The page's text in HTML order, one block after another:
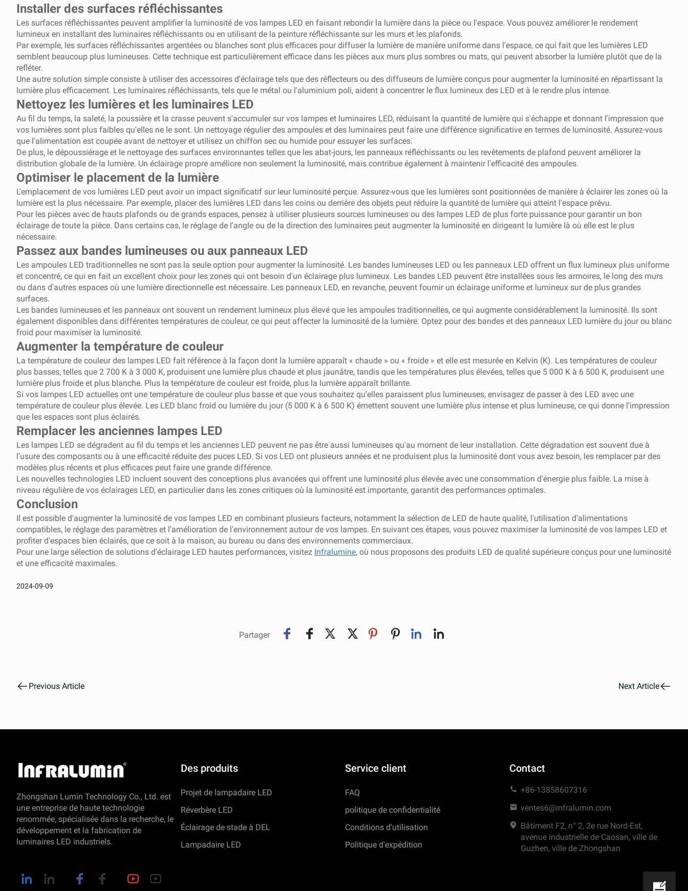
Installer des surfaces réfléchissantes
Les surfaces réfléchissantes peuvent amplifier la luminosité de vos lampes LED en faisant rebondir la lumière dans la pièce ou l'espace. Vous pouvez améliorer le rendement
lumineux en installant des luminaires réfléchissants ou en utilisant de la peinture réfléchissante sur les murs et les plafonds.
Par exemple, les surfaces réfléchissantes argentées ou blanches sont plus efficaces pour diffuser la lumière de manière uniforme dans l'espace, ce qui fait que les lumières LED
semblent beaucoup plus lumineuses. Cette technique est particulièrement efficace dans les pièces aux murs plus sombres ou mats, qui peuvent absorber la lumière plutôt que de la
refléter.
Une autre solution simple consiste à utiliser des accessoires d'éclairage tels que des réflecteurs ou des diffuseurs de lumière conçus pour augmenter la luminosité en répartissant la
lumière plus efficacement. Les luminaires réfléchissants, tels que le métal ou l'aluminium poli, aident à concentrer le flux lumineux des LED et à le rendre plus intense.
Nettoyez les lumières et les luminaires LED
Au fil du temps, la saleté, la poussière et la crasse peuvent s'accumuler sur vos lampes et luminaires LED, réduisant la quantité de lumière qui s'échappe et donnant l'impression que
vos lumières sont plus faibles qu'elles ne le sont. Un nettoyage régulier des ampoules et des luminaires peut faire une différence significative en termes de luminosité. Assurez-vous
que l'alimentation est coupée avant de nettoyer et utilisez un chiffon sec ou humide pour essuyer les surfaces.
De plus, le dépoussiérage et le nettoyage des surfaces environnantes telles que les abat-jours, les panneaux réfléchissants ou les revêtements de plafond peuvent améliorer la
distribution globale de la lumière. Un éclairage propre améliore non seulement la luminosité, mais contribue également à maintenir l'efficacité des ampoules.
Optimiser le placement de la lumière
L'emplacement de vos lumières LED peut avoir un impact significatif sur leur luminosité perçue. Assurez-vous que les lumières sont positionnées de manière à éclairer les zones où la
lumière est la plus nécessaire. Par exemple, placer des lumières LED dans les coins ou derrière des objets peut réduire la quantité de lumière qui atteint l'espace prévu.
Pour les pièces avec de hauts plafonds ou de grands espaces, pensez à utiliser plusieurs sources lumineuses ou des lampes LED de plus forte puissance pour garantir un bon
éclairage de toute la pièce. Dans certains cas, le réglage de l'angle ou de la direction des luminaires peut augmenter la luminosité en dirigeant la lumière là où elle est le plus
nécessaire.
Passez aux bandes lumineuses ou aux panneaux LED
Les ampoules LED traditionnelles ne sont pas la seule option pour augmenter la luminosité. Les bandes lumineuses LED ou les panneaux LED offrent un flux lumineux plus uniforme
et concentré, ce qui en fait un excellent choix pour les zones qui ont besoin d'un éclairage plus lumineux. Les bandes LED peuvent être installées sous les armoires, le long des murs
ou dans d'autres espaces où une lumière directionnelle est nécessaire. Les panneaux LED, en revanche, peuvent fournir un éclairage uniforme et lumineux sur de plus grandes
surfaces.
Les bandes lumineuses et les panneaux ont souvent un rendement lumineux plus élevé que les ampoules traditionnelles, ce qui augmente considérablement la luminosité. Ils sont
également disponibles dans différentes températures de couleur, ce qui peut affecter la luminosité de la lumière. Optez pour des bandes et des panneaux LED lumière du jour ou blanc
froid pour maximiser la luminosité.
Augmenter la température de couleur
La température de couleur des lampes LED fait référence à la façon dont la lumière apparaît « chaude » ou « froide » et elle est mesurée en Kelvin (K). Les températures de couleur
plus basses, telles que 2 700 K à 3 000 K, produisent une lumière plus chaude et plus jaunâtre, tandis que les températures plus élevées, telles que 5 000 K à 6 500 K, produisent une
lumière plus froide et plus blanche. Plus la température de couleur est froide, plus la lumière apparaît brillante.
Si vos lampes LED actuelles ont une température de couleur plus basse et que vous souhaitez qu'elles paraissent plus lumineuses, envisagez de passer à des LED avec une
température de couleur plus élevée. Les LED blanc froid ou lumière du jour (5 000 K à 6 500 K) émettent souvent une lumière plus intense et plus lumineuse, ce qui donne l'impression
que les espaces sont plus éclairés.
Remplacer les anciennes lampes LED
Les lampes LED se dégradent au fil du temps et les anciennes LED peuvent ne pas être aussi lumineuses qu'au moment de leur installation. Cette dégradation est souvent due à
l'usure des composants ou à une efficacité réduite des puces LED. Si vos LED ont plusieurs années et ne produisent plus la luminosité dont vous avez besoin, les remplacer par des
modèles plus récents et plus efficaces peut faire une grande différence.
Les nouvelles technologies LED incluent souvent des conceptions plus avancées qui offrent une luminosité plus élevée avec une consommation d'énergie plus faible. La mise à
niveau régulière de vos éclairages LED, en particulier dans les zones critiques où la luminosité est importante, garantit des performances optimales.
Conclusion
Il est possible d'augmenter la luminosité de vos lampes LED en combinant plusieurs facteurs, notamment la sélection de LED de haute qualité, l'utilisation d'alimentations
compatibles, le réglage des paramètres et l'amélioration de l'environnement autour de vos lampes. En suivant ces étapes, vous pouvez maximiser la luminosité de vos lampes LED et
profiter d'espaces bien éclairés, que ce soit à la maison, au bureau ou dans des environnements commerciaux.
Pour une large sélection de solutions d'éclairage LED hautes performances, visitez Infralumine, où nous proposons des produits LED de qualité supérieure conçus pour une luminosité
et une efficacité maximales.
2024-09-09
Partager
Previous Article Next Article
Zhongshan Lumin Technology Co., Ltd. est
une entreprise de haute technologie
renommée, spécialisée dans la recherche, le
développement et la fabrication de
luminaires LED industriels.
Des produits
Projet de lampadaire LED
Réverbère LED
Éclairage de stade à DEL
Lampadaire LED
Service client
FAQ
politique de confidentialité
Conditions d'utilisation
Politique d'expédition
Contact
+86-13858607316
ventes6@infralumin.com
Bâtiment F2, n° 2, 2e rue Nord-Est,
avenue industrielle de Caosan, ville de
Guzhen, ville de Zhongshan